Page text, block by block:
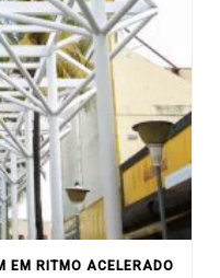
EM RITMO ACELERADO